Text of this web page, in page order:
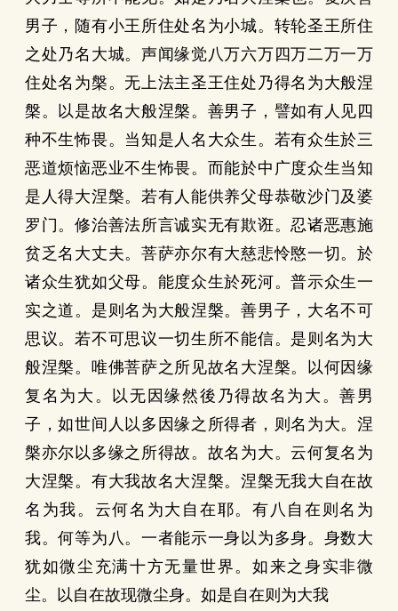
男子，随有小王所住处名为小城。转轮圣王所住
之处乃名大城。声闻缘觉八万六万四万二万一万
住处名为槃。无上法主圣王住处乃得名为大般涅
槃。以是故名大般涅槃。善男子，譬如有人见四
种不生怖畏。当知是人名大众生。若有众生於三
恶道烦恼恶业不生怖畏。而能於中广度众生当知
是人得大涅槃。若有人能供养父母恭敬沙门及婆
罗门。修治善法所言诚实无有欺诳。忍诸恶惠施
贫乏名大丈夫。菩萨亦尔有大慈悲怜愍一切。於
诸众生犹如父母。能度众生於死河。普示众生一
实之道。是则名为大般涅槃。善男子，大名不可
思议。若不可思议一切生所不能信。是则名为大
般涅槃。唯佛菩萨之所见故名大涅槃。以何因缘
复名为大。以无因缘然後乃得故名为大。善男
子，如世间人以多因缘之所得者，则名为大。涅
槃亦尔以多缘之所得故。故名为大。云何复名为
大涅槃。有大我故名大涅槃。涅槃无我大自在故
名为我。云何名为大自在耶。有八自在则名为
我。何等为八。一者能示一身以为多身。身数大
犹如微尘充满十方无量世界。如来之身实非微
尘。以自在故现微尘身。如是自在则为大我